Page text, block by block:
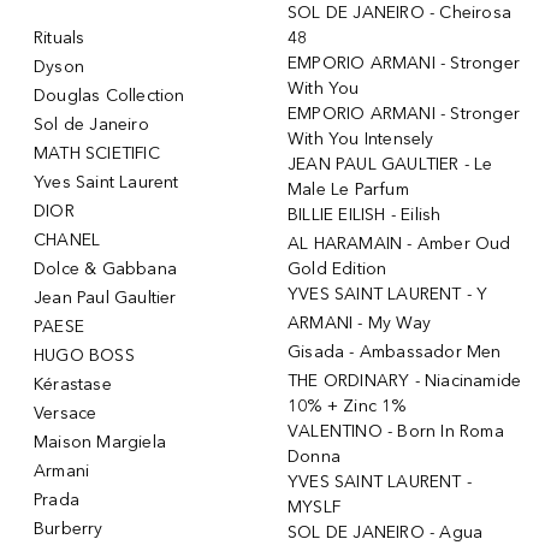
Rituals
Dyson
Douglas Collection
Sol de Janeiro
MATH SCIETIFIC
Yves Saint Laurent
DIOR
CHANEL
Dolce & Gabbana
Jean Paul Gaultier
PAESE
HUGO BOSS
Kérastase
Versace
Maison Margiela
Armani
Prada
Burberry
SOL DE JANEIRO - Cheirosa
48
EMPORIO ARMANI - Stronger
With You
EMPORIO ARMANI - Stronger
With You Intensely
JEAN PAUL GAULTIER - Le
Male Le Parfum
BILLIE EILISH - Eilish
AL HARAMAIN - Amber Oud
Gold Edition
YVES SAINT LAURENT - Y
ARMANI - My Way
Gisada - Ambassador Men
THE ORDINARY - Niacinamide
10% + Zinc 1%
VALENTINO - Born In Roma
Donna
YVES SAINT LAURENT -
MYSLF
SOL DE JANEIRO - Agua